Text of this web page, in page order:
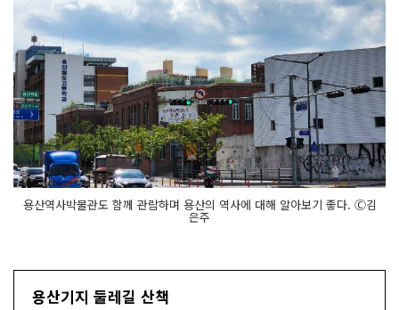
용산역사박물관도 함께 관람하며 용산의 역사에 대해 알아보기 좋다. Ⓒ김
은주
용산기지 둘레길 산책